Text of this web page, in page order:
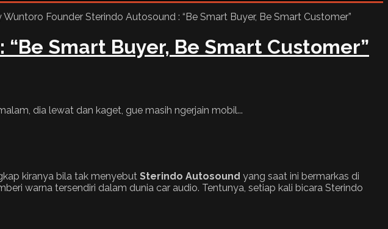
Smart Buyer, Be Smart Customer”
dia lewat dan kaget, gue masih ngerjain mobil...
kiranya bila tak menyebut Sterindo Autosound yang saat ini bermarkas di
warna tersendiri dalam dunia car audio. Tentunya, setiap kali bicara Sterindo